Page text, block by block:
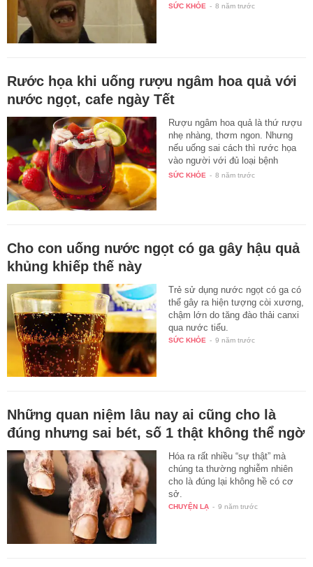
SỨC KHỎE - 8 năm trước
Rước họa khi uống rượu ngâm hoa quả với
nước ngọt, cafe ngày Tết
Rượu ngâm hoa quả là thứ rượu
nhẹ nhàng, thơm ngon. Nhưng
nếu uống sai cách thì rước họa
vào người với đủ loại bệnh
như…
SỨC KHỎE - 8 năm trước
Cho con uống nước ngọt có ga gây hậu quả
khủng khiếp thế này
Trẻ sử dụng nước ngọt có ga có
thể gây ra hiện tượng còi xương,
chậm lớn do tăng đào thải canxi
qua nước tiểu.
SỨC KHỎE - 9 năm trước
Những quan niệm lâu nay ai cũng cho là
đúng nhưng sai bét, số 1 thật không thể ngờ
Hóa ra rất nhiều “sự thật” mà
chúng ta thường nghiễm nhiên
cho là đúng lại không hề có cơ
sở.
CHUYỆN LẠ - 9 năm trước